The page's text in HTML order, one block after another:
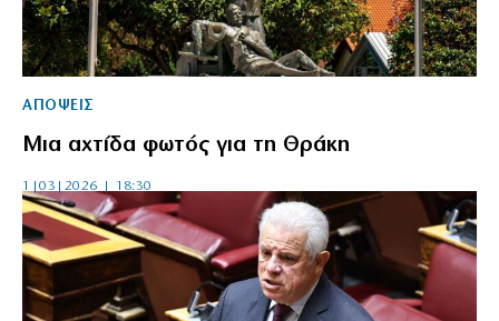
ΑΠΟΨΕΙΣ
Mια αχτίδα φωτός για τη Θράκη
1|03|2026 | 18:30